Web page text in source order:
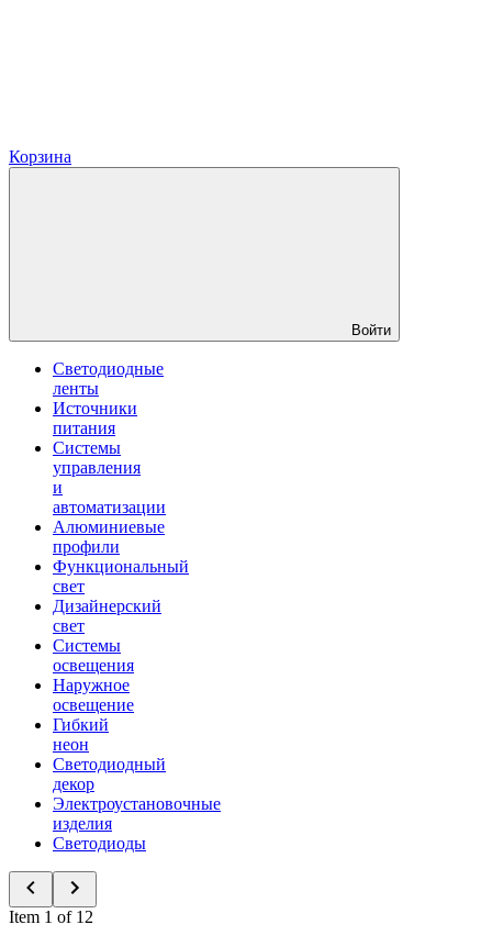
Корзина
Войти
Светодиодные
ленты
Источники
питания
Системы
управления
и
автоматизации
Алюминиевые
профили
Функциональный
свет
Дизайнерский
свет
Системы
освещения
Наружное
освещение
Гибкий
неон
Светодиодный
декор
Электроустановочные
изделия
Светодиоды
Item 1 of 12